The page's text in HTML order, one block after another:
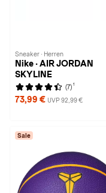
Sneaker · Herren
Nike · AIR JORDAN
SKYLINE
(7) 1
73,99 € UVP 92,99 €
Sale